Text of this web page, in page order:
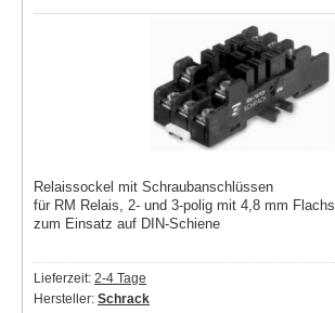
Relaissockel mit Schraubanschlüssen
für RM Relais, 2- und 3-polig mit 4,8 mm
zum Einsatz auf DIN-Schiene
Lieferzeit: 2-4 Tage
Hersteller: Schrack